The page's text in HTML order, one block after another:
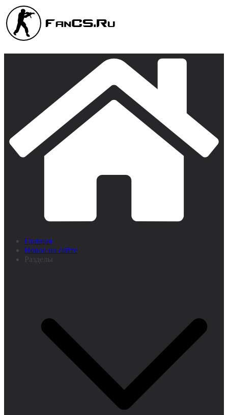
Перейти
к
содержимому
Главная
Новое на сайте
Разделы